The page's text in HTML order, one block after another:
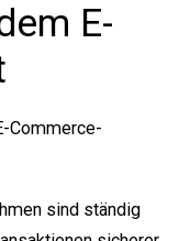
E-
Commerce-
sind ständig